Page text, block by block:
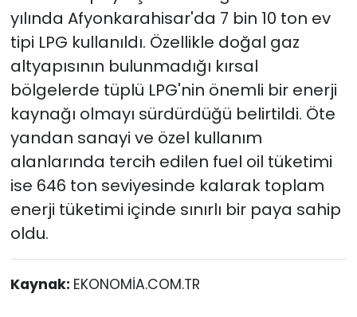
yılında Afyonkarahisar'da 7 bin 10 ton ev
tipi LPG kullanıldı. Özellikle doğal gaz
altyapısının bulunmadığı kırsal
bölgelerde tüplü LPG'nin önemli bir enerji
kaynağı olmayı sürdürdüğü belirtildi. Öte
yandan sanayi ve özel kullanım
alanlarında tercih edilen fuel oil tüketimi
ise 646 ton seviyesinde kalarak toplam
enerji tüketimi içinde sınırlı bir paya sahip
oldu.
Kaynak: EKONOMİA.COM.TR